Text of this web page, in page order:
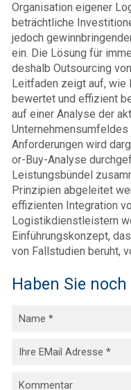
Organisation eigener
beträchtliche
jedoch
ein. Die Lösung für
deshalb Outsourcing
Leitfaden zeigt auf, wie
bewertet und effizient
auf einer Analyse der
Anforderungen wird
or-Buy-Analyse
Leistungsbündel
Prinzipien abgeleitet
effizienten Integration
Logistikdienstleistern
Einführungskonzept,
von Fallstudien beruht,
Haben Sie noch